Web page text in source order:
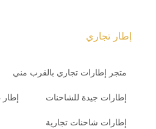
إطار تجاري
متجر إطارات تجاري بالقرب مني
إطارات جيدة للشاحنات إطار 11r 22.5
إطارات شاحنات تجارية